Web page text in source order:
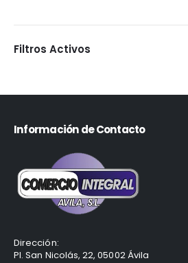
Filtros Activos
Información de Contacto
Dirección:
Pl. San Nicolás, 22, 05002 Ávila